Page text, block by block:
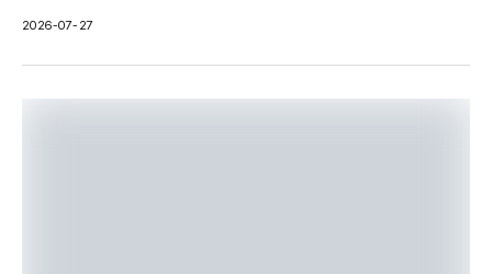
2026-07-27